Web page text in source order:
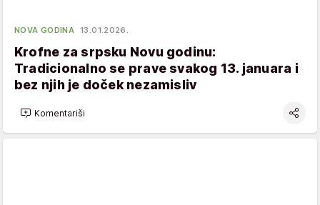
NOVA GODINA 13.01.2026.
Krofne za srpsku Novu godinu:
Tradicionalno se prave svakog 13. januara i
bez njih je doček nezamisliv
Komentariši